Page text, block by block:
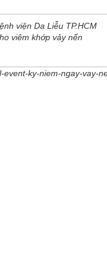
viện Da Liễu TP.HCM
viêm khớp vảy nến